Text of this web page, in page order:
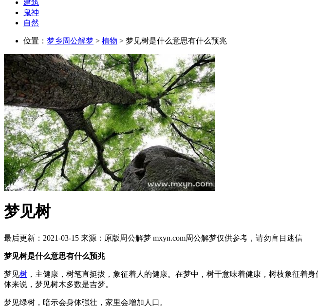
建筑
鬼神
自然
位置： 梦乡周公解梦 > 植物 > 梦见树是什么意思有什么预兆
梦见树
最后更新：2021-03-15 来源：原版周公解梦 mxyn.com周公解梦仅供参考，请勿盲目迷信
梦见树是什么意思有什么预兆
梦见树 ，主健康，树笔直挺拔，象征着人的健康。在梦中，树干意味着健康，树枝象征着
体来说，梦见树木多数是吉梦。
梦见绿树，暗示会身体强壮，家里会增加人口。